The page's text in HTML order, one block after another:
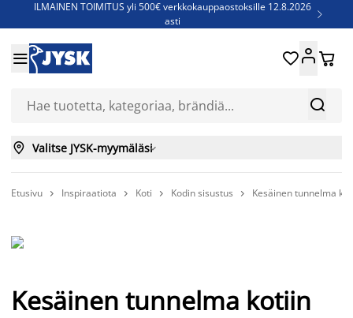
ILMAINEN TOIMITUS yli 500€ verkkokauppaostoksille 12.8.2026
asti

Jenkkisänkyjä - Säästä jopa 60%


 
 Valitse JYSK-myymäläsi
Etusivu  Inspiraatiota  Koti  Kodin sisustus  Kesäinen tunnelma
Kesäinen tunnelma kotiin